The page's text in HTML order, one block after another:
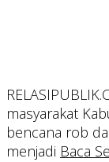
masyarakat
bencana rob
menjadi Baca